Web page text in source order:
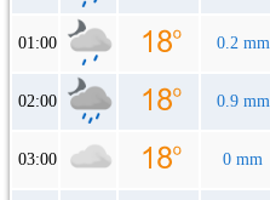
01:00 0.2 mm
02:00 0.9 mm
03:00 0 mm